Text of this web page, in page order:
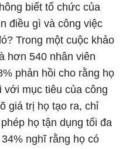
biết tổ chức của
điều gì và công việc
Trong một cuộc khảo
hơn 540 nhân viên
phản hồi cho rằng họ
với mục tiêu của công
giá trị họ tạo ra, chỉ
họ tận dụng tối đa
nghĩ rằng họ có